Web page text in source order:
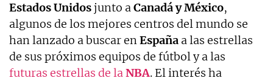
Estados Unidosjunto aCanadá y México,
algunos de los mejores centros del mundo se
han lanzado a buscar enEspaña a las estrellas
de sus próximos equipos de fútbol y a las
futuras estrellas de laNBA. El interés ha